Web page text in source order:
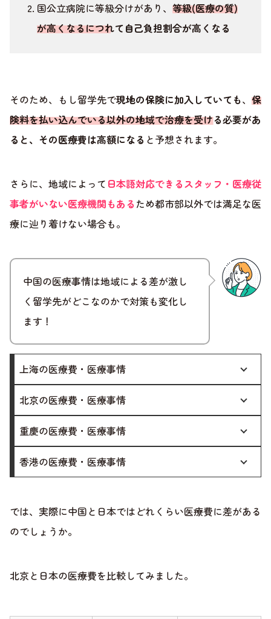
国公立病院に等級分けがあり、 等級(医療の質)
が高くなるにつれて自己負担割合が高くなる
そのため、もし留学先で現地の保険に加入していても、 保
険料を払い込んでいる以外の地域で治療を受ける必要があ
ると、その医療費は高額になる と予想されます。
さらに、地域によって 日本語対応できるスタッフ・医療従
事者がいない医療機関もある ため都市部以外では満足な医
療に辿り着けない場合も。
中国の医療事情は地域による差が激し
く留学先がどこなのかで対策も変化し
ます！
上海の医療費・医療事情
北京の医療費・医療事情
重慶の医療費・医療事情
香港の医療費・医療事情
では、実際に中国と日本ではどれくらい医療費に差がある
のでしょうか。
北京と日本の医療費を比較してみました。